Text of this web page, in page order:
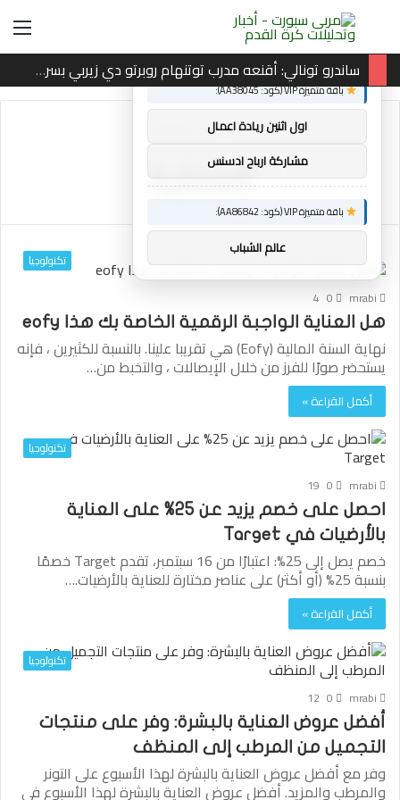
بحث
عن
ساندرو تونالي: أقنعه مدرب توتنهام روبرتو دي زيربي بسرعة بالتوقيع
الرئيسية
العناية
تكنولوجيا
mrabi
0
4
هل العناية الواجبة الرقمية الخاصة بك هذا eofy
نهاية السنة المالية (Eofy) هي تقريبا علينا. بالنسبة للكثيرين ، فإنه
يستحضر صورًا للفرز من خلال الإيصالات ، والتخبط من…
أكمل القراءة »
تكنولوجيا
mrabi
0
19
احصل على خصم يزيد عن 25% على العناية
بالأرضيات في Target
خصم يصل إلى 25%: اعتبارًا من 16 سبتمبر، تقدم Target خصمًا
بنسبة 25% (أو أكثر) على عناصر مختارة للعناية بالأرضيات.…
أكمل القراءة »
تكنولوجيا
mrabi
0
12
أفضل عروض العناية بالبشرة: وفر على منتجات
التجميل من المرطب إلى المنظف
وفر مع أفضل عروض العناية بالبشرة لهذا الأسبوع على التونر
والمرطب والمزيد. أفضل عروض العناية بالبشرة لهذا الأسبوع في
توصيات :
باقة متميزة VIP (كود: AA38045):
اول اثنين ريادة اعمال
مشاركة ارباح ادسنس
باقة متميزة VIP (كود: AA86842):
عالم الشباب